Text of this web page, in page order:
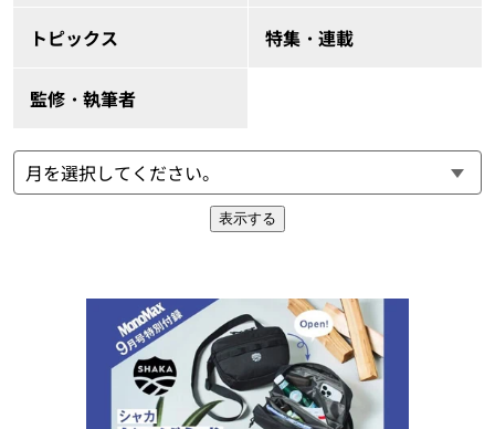
トピックス 特集・連載
監修・執筆者
表示する